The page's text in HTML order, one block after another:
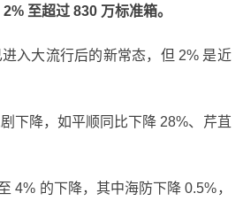
至超过 830 万标准箱。
入大流行后的新常态，但 2% 是近
下降，如平顺同比下降 28%、芹苴
4% 的下降，其中海防下降 0.5%，